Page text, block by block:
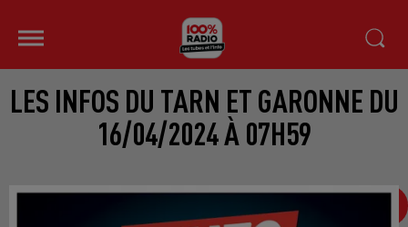
LES INFOS DU TARN ET GARONNE DU
16/04/2024 À 07H59